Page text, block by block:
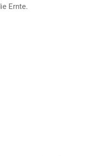
Ernte.